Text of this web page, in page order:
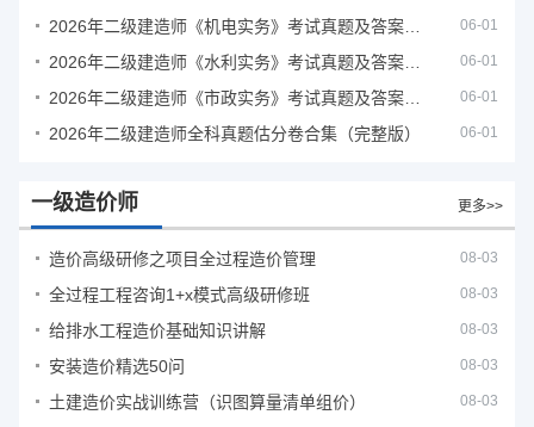
06-01
06-01
06-01
2026年二级建造师全科真题估分卷合集（完整版） 06-01
一级造价师 更多>>
造价高级研修之项目全过程造价管理 08-03
全过程工程咨询1+x模式高级研修班 08-03
给排水工程造价基础知识讲解 08-03
安装造价精选50问 08-03
土建造价实战训练营（识图算量清单组价） 08-03